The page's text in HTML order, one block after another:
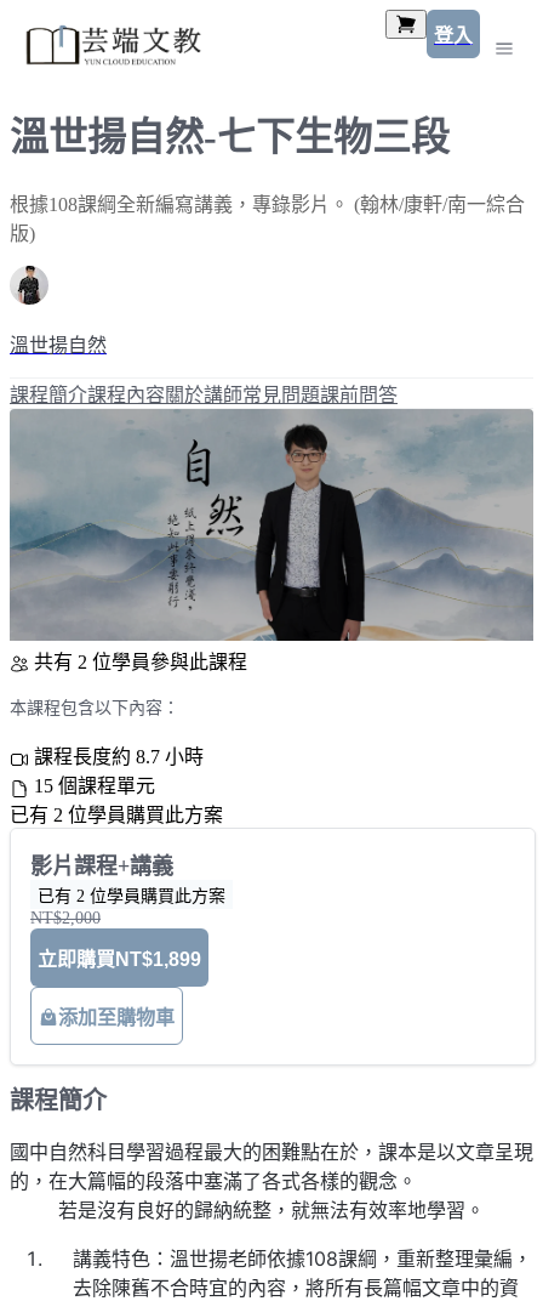
登入
溫世揚自然-七下生物三段
根據108課綱全新編寫講義，專錄影片。 (翰林/康軒/南一綜合
版)
溫世揚自然
課程簡介課程內容關於講師常見問題課前問答
共有 2 位學員參與此課程
本課程包含以下內容：
課程長度約 8.7 小時
15 個課程單元
已有 2 位學員購買此方案
影片課程+講義
已有 2 位學員購買此方案
NT$2,000
立即購買 NT$1,899
添加至購物車
課程簡介
國中自然科目學習過程最大的困難點在於，課本是以文章呈現
的，在大篇幅的段落中塞滿了各式各樣的觀念。
若是沒有良好的歸納統整，就無法有效率地學習。
講義特色：溫世揚老師依據108課綱，重新整理彙編，
去除陳舊不合時宜的內容，將所有長篇幅文章中的資